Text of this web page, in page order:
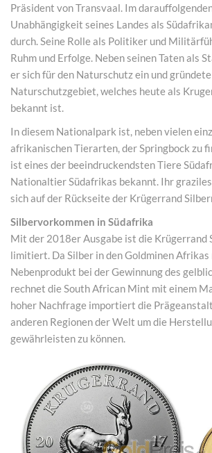
Präsident von Transvaal. Im
Unabhängigkeit seines Landes als
durch. Seine Rolle als Politiker und
Ruhm und Erfolge. Neben seinen Taten als
er sich für den Naturschutz ein und
Naturschutzgebiet, welches heute als
bekannt ist.
In diesem Nationalpark ist, neben vielen
afrikanischen Tierarten, der Springbock zu
ist eines der beeindruckendsten Tiere
Nationaltier Südafrikas bekannt. Ihr
sich auf der Rückseite der Krügerrand
Silbervorkommen in Südafrika
Mit der 2018er Ausgabe ist die Krügerrand
limitiert. Da Silber in den Goldminen Afrikas
Nebenprodukt bei der Gewinnung des
rechnet die South African Mint mit einem
hoher Nachfrage importiert die
anderen Regionen der Welt um die
gewährleisten zu können.